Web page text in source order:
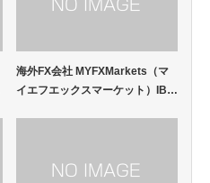
海外FX会社 MYFXMarkets（マ
イエフエックスマーケット）IB…